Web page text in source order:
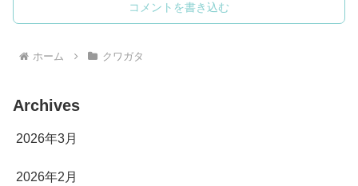
コメントを書き込む
ホーム クワガタ
Archives
2026年3月
2026年2月